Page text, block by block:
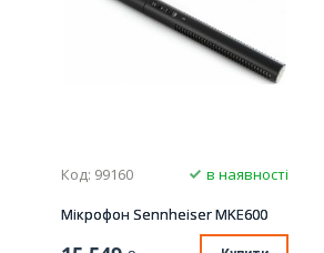
Код: 99160
в наявності
Мікрофон Sennheiser MKE600